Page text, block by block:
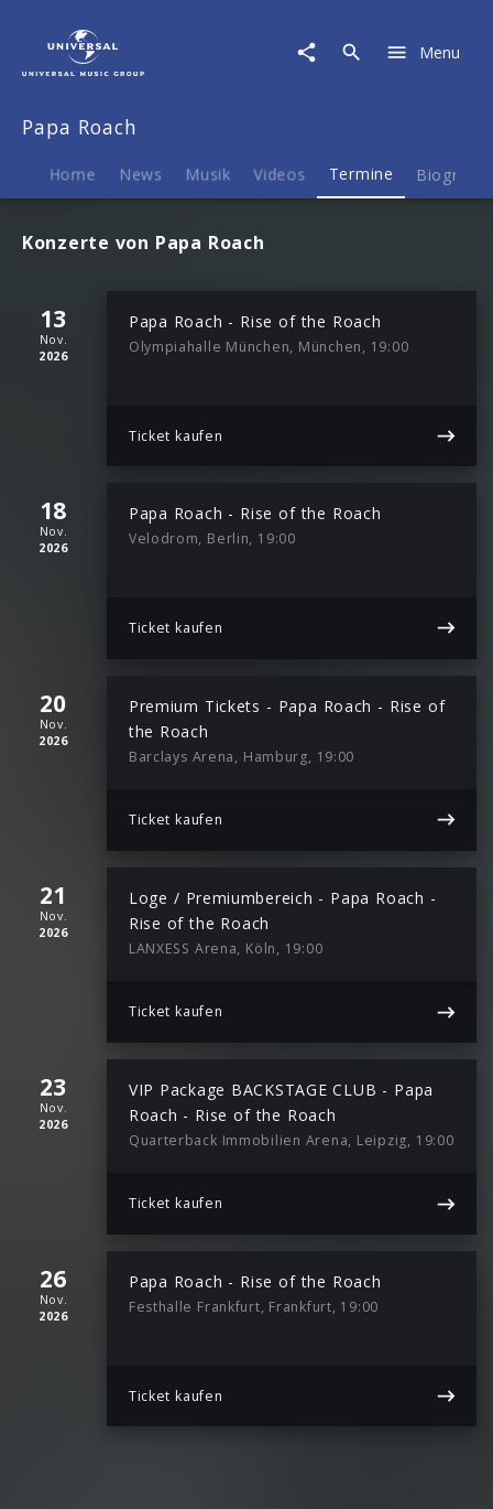
Termine
Menu
Papa Roach
Home News Musik Videos Termine Biografie
Konzerte von Papa Roach
13
Nov.
2026
Papa Roach - Rise of the Roach
Olympiahalle München, München, 19:00
Ticket kaufen
18
Nov.
2026
Papa Roach - Rise of the Roach
Velodrom, Berlin, 19:00
Ticket kaufen
20
Nov.
2026
Premium Tickets - Papa Roach - Rise of
the Roach
Barclays Arena, Hamburg, 19:00
Ticket kaufen
21
Nov.
2026
Loge / Premiumbereich - Papa Roach -
Rise of the Roach
LANXESS Arena, Köln, 19:00
Ticket kaufen
23
Nov.
2026
VIP Package BACKSTAGE CLUB - Papa
Roach - Rise of the Roach
Quarterback Immobilien Arena, Leipzig, 19:00
Ticket kaufen
26
Nov.
2026
Papa Roach - Rise of the Roach
Festhalle Frankfurt, Frankfurt, 19:00
Ticket kaufen